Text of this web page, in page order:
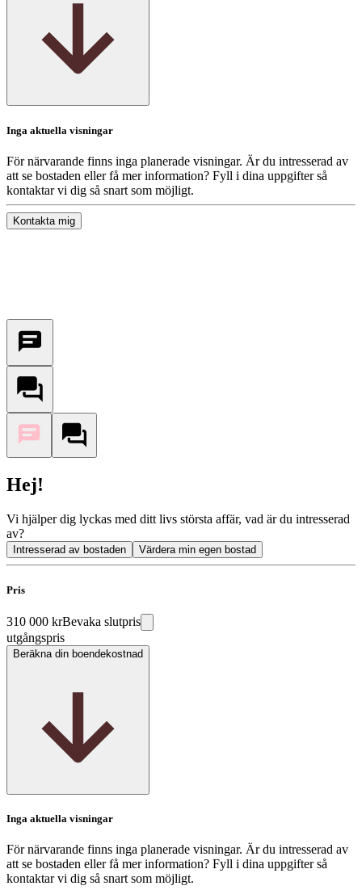
Inga aktuella visningar
För närvarande finns inga planerade visningar. Är du intresserad av
att se bostaden eller få mer information? Fyll i dina uppgifter så
kontaktar vi dig så snart som möjligt.
Kontakta mig
Hej!
Vi hjälper dig lyckas med ditt livs största affär, vad är du intresserad
av?
Intresserad av bostaden Värdera min egen bostad
Pris
310 000 krBevaka slutpris
utgångspris
Beräkna din boendekostnad
Inga aktuella visningar
För närvarande finns inga planerade visningar. Är du intresserad av
att se bostaden eller få mer information? Fyll i dina uppgifter så
kontaktar vi dig så snart som möjligt.